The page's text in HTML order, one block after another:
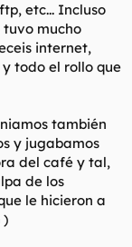
etc... Incluso
mucho
internet,
todo el rollo que
también
y jugabamos
del café y tal,
de los
le hicieron a
)